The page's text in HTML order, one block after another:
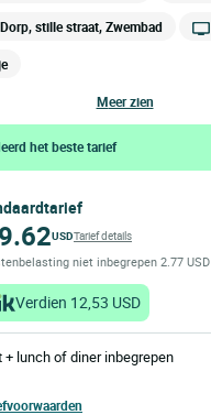
stille straat, Zwembad
meer zien
het beste tarief
USDTarief details
niet inbegrepen 2.77 USD
Verdien 12,53 USD
+ lunch of diner inbegrepen